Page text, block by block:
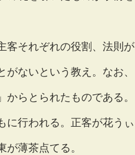
客それぞれの役割、法則が
ないという教え。なお、
らとられたものである。
に行われる。正客が花うぃ
薄茶点てる。